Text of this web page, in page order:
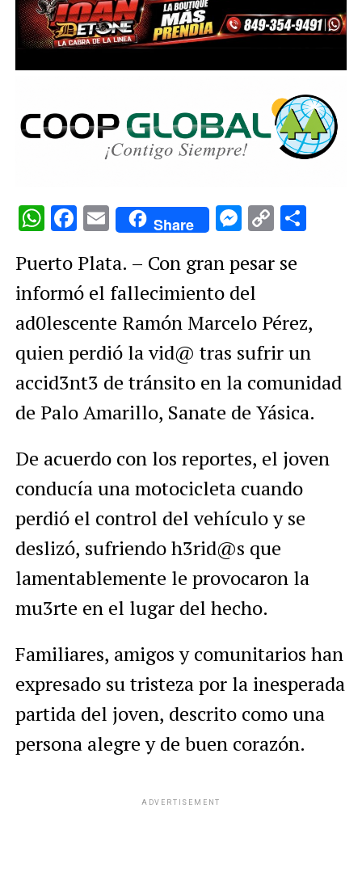
WhatsApp
Facebook
EmailShare
Copy
Puerto Plata. – Con gran pesar se
informó el fallecimiento del
ad0lescente Ramón Marcelo Pérez,
quien perdió la vid@ tras sufrir un
accid3nt3 de tránsito en la comunidad
de Palo Amarillo, Sanate de Yásica.
De acuerdo con los reportes, el joven
conducía una motocicleta cuando
perdió el control del vehículo y se
deslizó, sufriendo h3rid@s que
lamentablemente le provocaron la
mu3rte en el lugar del hecho.
Familiares, amigos y comunitarios han
expresado su tristeza por la inesperada
partida del joven, descrito como una
persona alegre y de buen corazón.
ADVERTISEMENT